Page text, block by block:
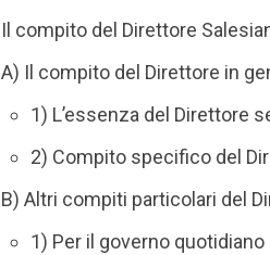
Il compito del Direttore
A) Il compito del Direttore in
1) L’essenza del Direttore
2) Compito specifico del
B) Altri compiti particolari del
1) Per il governo quotidiano